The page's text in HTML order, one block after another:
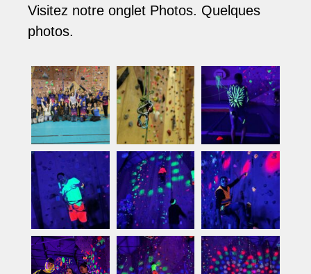
Visitez notre onglet Photos. Quelques
photos.